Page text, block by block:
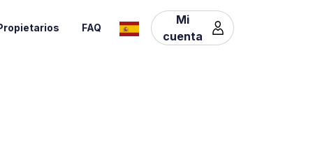
FAQ
Mi
cuenta